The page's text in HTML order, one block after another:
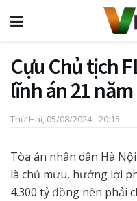
Cựu Chủ tịch
lĩnh án 21
Thứ Hai, 05/08/2024 - 20:15
Tòa án nhân dân Hà
là chủ mưu, hưởng lợi
4.300 tỷ đồng nên phải